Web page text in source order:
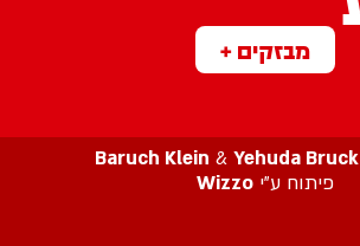
מבזקים +
Baruch Klein & Yehuda Bruck
פיתוח ע”י Wizzo